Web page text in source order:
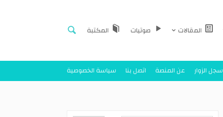
المقالات صوتيات المكتبة
سجل الزوار عن المنصة اتصل بنا سياسة الخصوصية